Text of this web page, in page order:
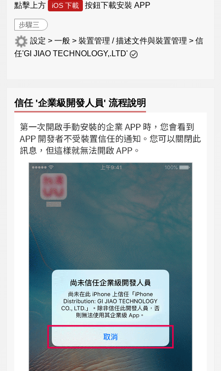
點擊上方 iOS 下載 按鈕下載安裝 APP
步驟三
設定 > 一般 > 裝置管理 / 描述文件與裝置管理 > 信
任'GI JIAO TECHNOLOGY,.LTD'
信任 '企業級開發人員' 流程說明